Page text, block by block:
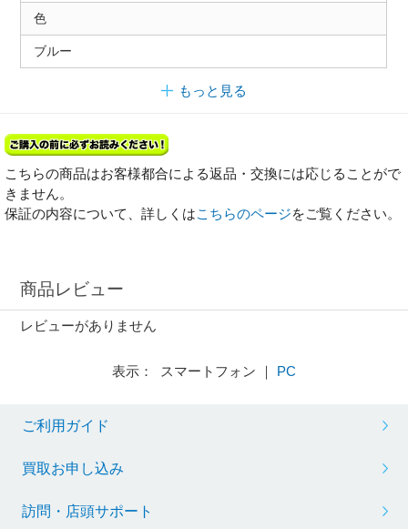
色
ブルー
もっと見る
こちらの商品はお客様都合による返品・交換には応じることがで
きません。
保証の内容について、詳しくはこちらのページをご覧ください。
商品レビュー
レビューがありません
表示： スマートフォン ｜ PC
ご利用ガイド
買取お申し込み
訪問・店頭サポート